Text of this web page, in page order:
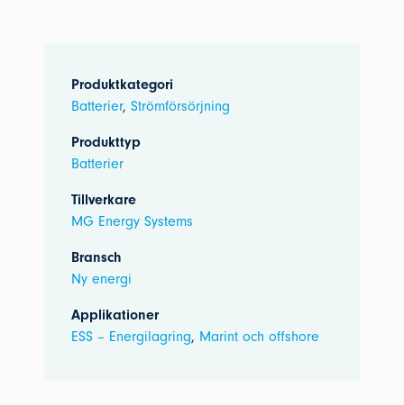
Produktkategori
Batterier,Strömförsörjning
Produkttyp
Batterier
Tillverkare
MG Energy Systems
Bransch
Ny energi
Applikationer
ESS – Energilagring, Marint och offshore